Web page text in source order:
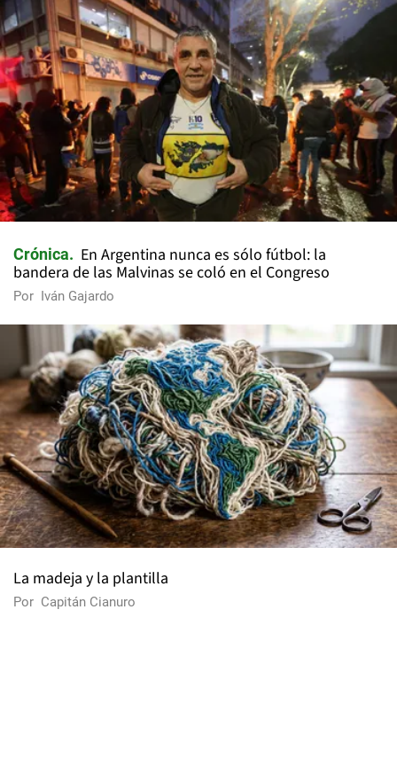
Crónica
En Argentina nunca es sólo fútbol: la
bandera de las Malvinas se coló en el Congreso
Por Iván Gajardo
La madeja y la plantilla
Por Capitán Cianuro